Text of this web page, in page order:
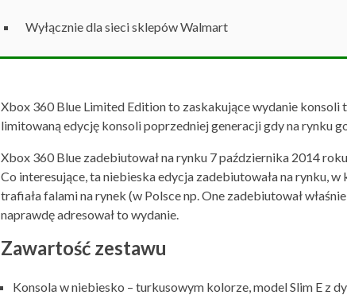
Wyłącznie dla sieci sklepów Walmart
Xbox 360 Blue Limited Edition to zaskakujące wydanie
limitowaną edycję konsoli poprzedniej generacji gdy na rynku
Xbox 360 Blue zadebiutował na rynku 7 października 2014
Co interesujące, ta niebieska edycja zadebiutowała na rynku,
trafiała falami na rynek (w Polsce np. One zadebiutował
naprawdę adresował to wydanie.
Zawartość zestawu
Konsola w niebiesko – turkusowym kolorze, model Slim E z